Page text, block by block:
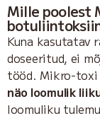
Mille poolest
Kuna kasutatav
doseeritud, ei
tööd. Mikro-toxi
näo loomulik
loomuliku